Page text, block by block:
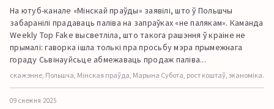
На ютуб-канале «Мінскай праўды» заявілі, што ў Польшчы
забаранілі прадаваць паліва на запраўках «не палякам». Каманда
Weekly Top Fake высветліла, што такога рашэння ў краіне не
прымалі: гаворка ішла толькі пра просьбу мэра прымежнага
гораду Сьвінауйсьце абмежаваць продаж паліва...
скажэнне, Польшча, Мінская праўда, Марына Субота, рост коштаў, эканоміка.
09 снежня 2025